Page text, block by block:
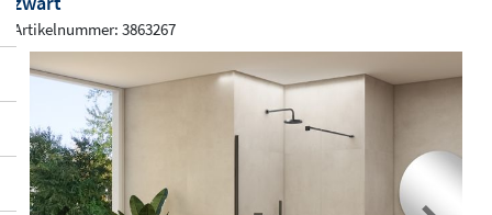
Artikelnummer: 3863267